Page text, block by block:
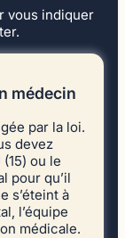
vous indiquer
médecin
par la loi.
devez
ou le
pour qu’il
s’éteint à
l’équipe
médicale.